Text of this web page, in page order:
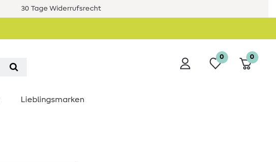
30 Tage Widerrufsrecht
0 0
Lieblingsmarken